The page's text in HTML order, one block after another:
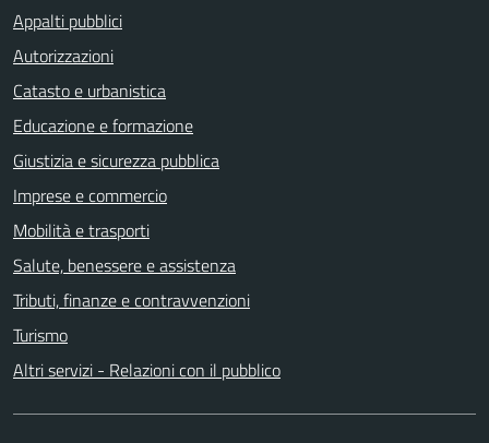
Appalti pubblici
Autorizzazioni
Catasto e urbanistica
Educazione e formazione
Giustizia e sicurezza pubblica
Imprese e commercio
Mobilità e trasporti
Salute, benessere e assistenza
Tributi, finanze e contravvenzioni
Turismo
Altri servizi - Relazioni con il pubblico